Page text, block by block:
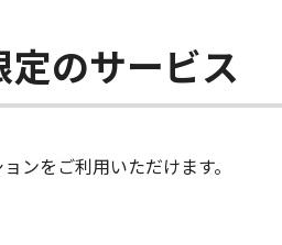
のサービス
ンをご利用いただけます。